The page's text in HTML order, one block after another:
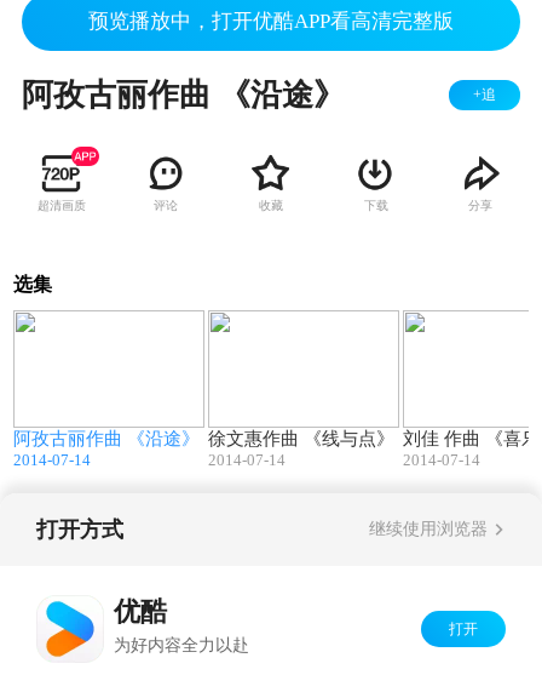
预览播放中，打开优酷APP看高清完整版
阿孜古丽作曲 《沿途》 +追
超清画质 评论 收藏 下载 分享
选集
阿孜古丽作曲 《沿途》
2014-07-14
徐文惠作曲 《线与点》
2014-07-14
刘佳 作曲 《喜
2014-07-14
打开方式 继续使用浏览器
优酷
为好内容全力以赴
打开